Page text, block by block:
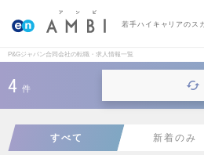
若手ハイキャリアのス
P&Gジャパン合同会社の転職・求人情報一覧
4 件
すべて 新着のみ